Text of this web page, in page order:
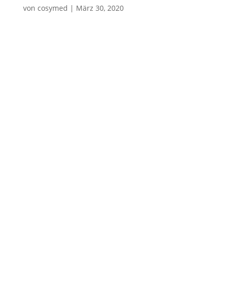
von cosymed | März 30, 2020